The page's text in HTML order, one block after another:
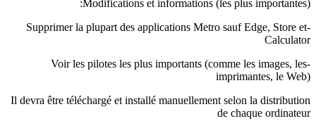
Modifications et informations (les plus importantes):
-Supprimer la plupart des applications Metro sauf Edge, Store et
Calculator
-Voir les pilotes les plus importants (comme les images, les
imprimantes, le Web)
Il devra être téléchargé et installé manuellement selon la distribution
de chaque ordinateur